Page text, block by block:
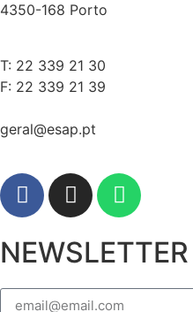
4350-168 Porto
T: 22 339 21 30
F: 22 339 21 39
geral@esap.pt
NEWSLETTER